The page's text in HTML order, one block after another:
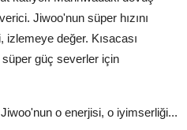
Jiwoo'nun süper hızını
değer. Kısacası
güç severler için
Jiwoo'nun o enerjisi, o iyimserliği...